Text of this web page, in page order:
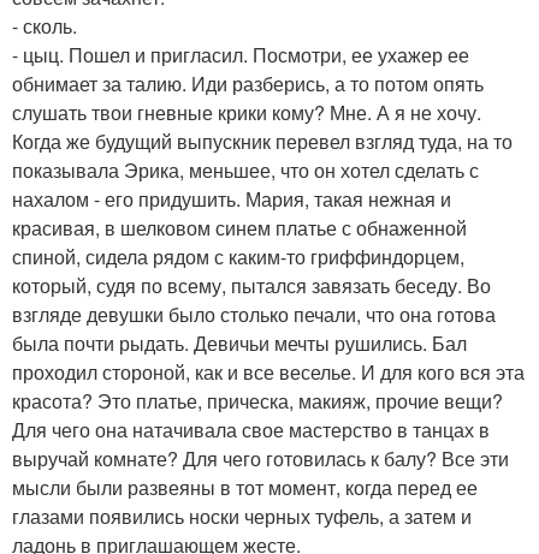
- сколь.
- цыц. Пошел и пригласил. Посмотри, ее ухажер ее
обнимает за талию. Иди разберись, а то потом опять
слушать твои гневные крики кому? Мне. А я не хочу.
Когда же будущий выпускник перевел взгляд туда, на то
показывала Эрика, меньшее, что он хотел сделать с
нахалом - его придушить. Мария, такая нежная и
красивая, в шелковом синем платье с обнаженной
спиной, сидела рядом с каким-то гриффиндорцем,
который, судя по всему, пытался завязать беседу. Во
взгляде девушки было столько печали, что она готова
была почти рыдать. Девичьи мечты рушились. Бал
проходил стороной, как и все веселье. И для кого вся эта
красота? Это платье, прическа, макияж, прочие вещи?
Для чего она натачивала свое мастерство в танцах в
выручай комнате? Для чего готовилась к балу? Все эти
мысли были развеяны в тот момент, когда перед ее
глазами появились носки черных туфель, а затем и
ладонь в приглашающем жесте.